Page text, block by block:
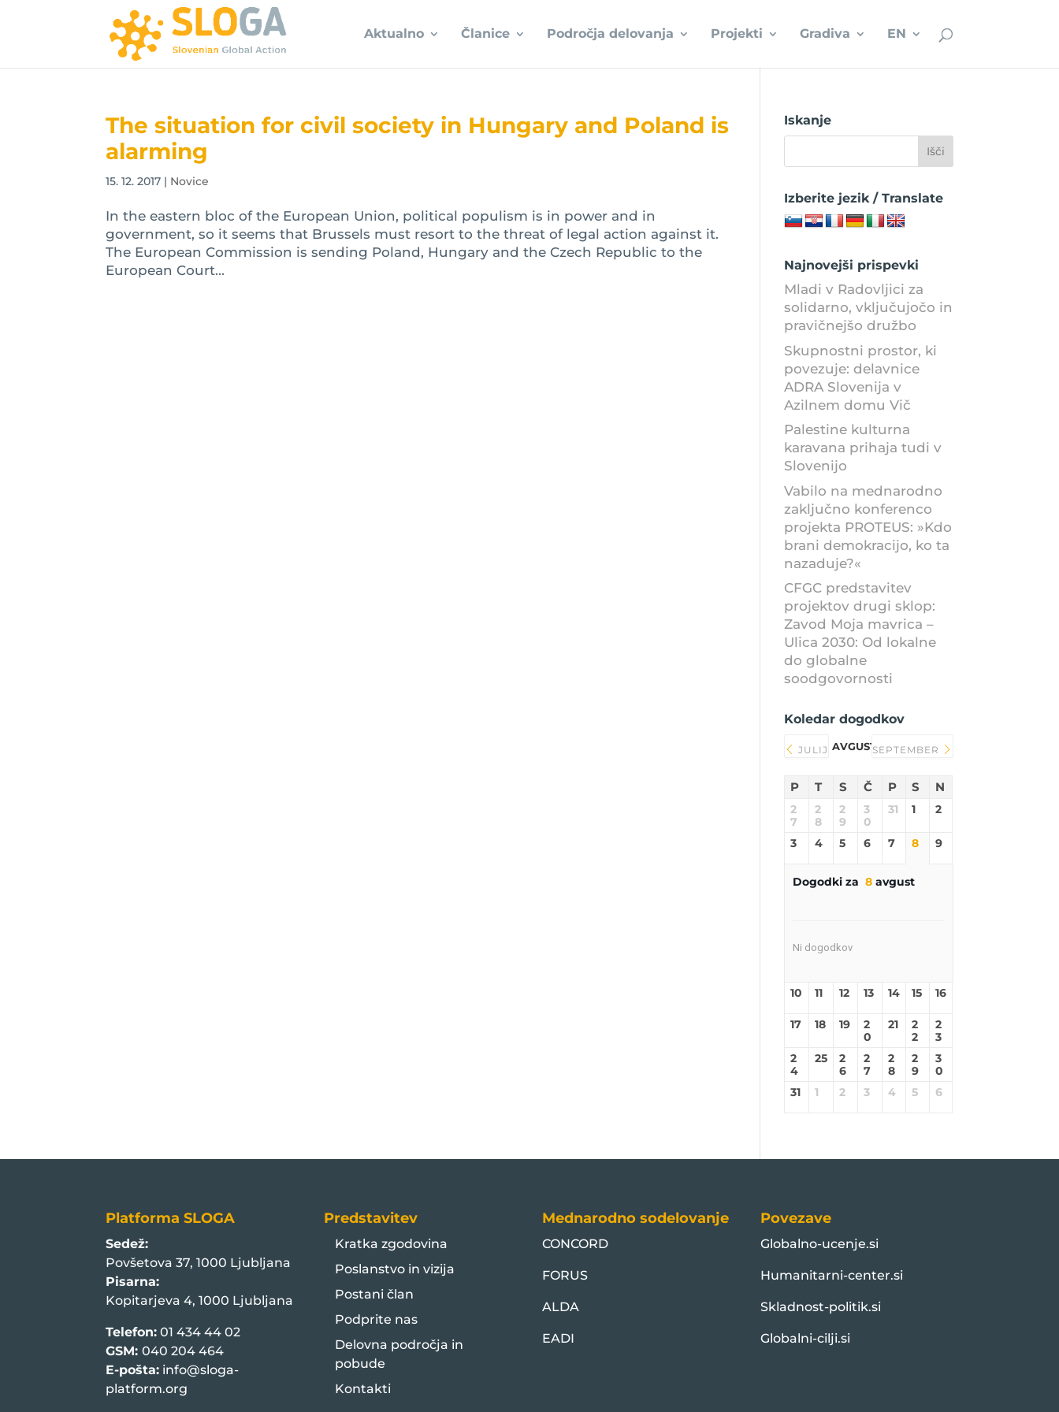
Aktualno Članice Področja delovanja Projekti Gradiva EN
The situation for civil society in Hungary and Poland is
alarming
15. 12. 2017 | Novice
In the eastern bloc of the European Union, political populism is in power and in
government, so it seems that Brussels must resort to the threat of legal action against it.
The European Commission is sending Poland, Hungary and the Czech Republic to the
European Court...
Iskanje
Izberite jezik / Translate
Najnovejši prispevki
Mladi v Radovljici za
solidarno, vključujočo in
pravičnejšo družbo
Skupnostni prostor, ki
povezuje: delavnice
ADRA Slovenija v
Azilnem domu Vič
Palestine kulturna
karavana prihaja tudi v
Slovenijo
Vabilo na mednarodno
zaključno konferenco
projekta PROTEUS: »Kdo
brani demokracijo, ko ta
nazaduje?«
CFGC predstavitev
projektov drugi sklop:
Zavod Moja mavrica –
Ulica 2030: Od lokalne
do globalne
soodgovornosti
Koledar dogodkov
JULIJ AVGUST 2026SEPTEMBER
P T S Č P S N
2
7
2
8
2
9
3
0
31 1 2
3 4 5 6 7 8 9
Dogodki za 8avgust
Ni dogodkov
10 11 12 13 14 15 16
17 18 19
2
0
21
2
2
2
3
2
4
25
2
6
2
7
2
8
2
9
3
0
31
1 2 3 4 5 6
Platforma SLOGA
Sedež:
Povšetova 37, 1000 Ljubljana
Pisarna:
Kopitarjeva 4, 1000 Ljubljana
Telefon: 01 434 44 02
GSM:040 204 464
E-pošta: info@sloga-
platform.org
Predstavitev
Kratka zgodovina
Poslanstvo in vizija
Postani član
Podprite nas
Delovna področja in
pobude
Kontakti
Mednarodno sodelovanje
CONCORD
FORUS
ALDA
EADI
Povezave
Globalno-ucenje.si
Humanitarni-center.si
Skladnost-politik.si
Globalni-cilji.si